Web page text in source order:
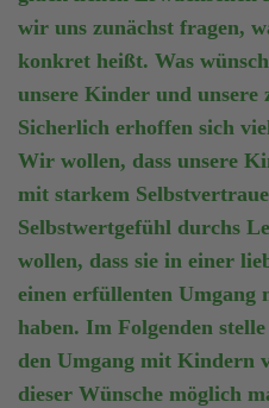
wir uns zunächst fragen,
konkret heißt. Was
unsere Kinder und unsere
Sicherlich erhoffen sich
Wir wollen, dass unsere
mit starkem
Selbstwertgefühl durchs
wollen, dass sie in einer
einen erfüllenten Umgang
haben. Im Folgenden
den Umgang mit Kindern
dieser Wünsche möglich